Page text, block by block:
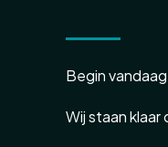
Begin
Wij staan